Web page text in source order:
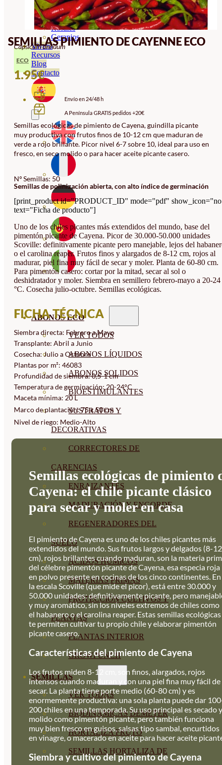
Ornamentales
Hortensias
Rosales
Geranios
Vivero
Recursos
Blog
Contacto
ABONOS ECO
VER TODOS
ABONOS LÍQUIDOS
ABONOS SOLIDOS
BIOESTIMULANTES
SUSTRATOS Y
DECORATIVAS
CORRECTORES DE
CARENCIAS
ENRAIZANTES
MADURACIÓN Y ENGORDE
REGENERADORES DEL
SUELO
ÁCIDOS HÚMICOS
MATERIAS PRIMAS
PROTECCIÓN CULTIVOS Y
PLANTAS
PLANTAS INTERIOR
GROWPUNCH
SEMILLAS
VER TODAS
BIODINÁMICAS DEMETER
HORTALIZA FRUTO
SEMILLAS HORTALIZA DE
SEMILLAS PIMIENTO DE CAYENNE ECO
Capsicum annuum
ECO
1.95€
Envío en 24/48 h
A Península GRATIS pedidos +20€
Semillas ecológicas de pimiento de Cayena, guindilla picante
muy productiva con frutos finos de 10-12 cm que maduran de
verde a rojo brillante. Picor nivel 6-7 sobre 10, ideal para uso en
fresco, en seco molido o para hacer aceite picante casero.
Nº Semillas: 50
Semillas de polinización abierta, con alto índice de germinación
[print_product id="PRODUCT_ID" mode="pdf"
text="Ficha de producto"]
Uno de los chiles picantes más extendidos del mundo, base del
pimentón picante de Cayena. Picor de 30.000-50.000 unidades
Scoville: definitivamente picante pero manejable, lejos del
o el carolina reaper. Frutos finos y alargados de 8-12 cm, rojos al
madurar, piel fina muy fácil de secar y moler. Planta de 60-80 cm.
Para pimentón casero: cortar por la mitad, secar al sol o
deshidratador y moler. Siembra en semillero febrero-mayo a 20-24
°C. Cosecha julio-octubre. Semillas ecológicas.
FICHA TÉCNICA
Siembra directa: Febrero a Mayo
Transplante: Abril a Junio
Cosecha: Julio a Octubre
Plantas por m²: 46083
Profundidad de siembra: 0,5-1 cm
Temperatura de germinación: 20-24°C
Maceta mínima: 20 L
Marco de plantación: 75 x 50 cm
Nivel de riego: Medio-Alto
Semillas ecológicas de pimiento
Cayena: el chile picante clásico
para secar y moler en casa
El pimiento de Cayena es uno de los chiles picantes más
extendidos del mundo. Sus frutos largos y delgados (8-12
cm), rojos brillantes cuando maduran, son la materia
del célebre pimentón picante de Cayena, esa especia roja
en polvo presente en cocinas de los cinco continentes. En
la escala Scoville (que mide el picor), está entre 30.000 y
50.000 unidades: definitivamente picante, pero
y muy aromático, sin los niveles extremos de chiles como
el habanero o el carolina reaper. Estas semillas ecológicas
te permiten cultivar tu propio chile y elaborar pimentón
picante casero.
Características del pimiento de Cayena
Los frutos miden 8-12 cm, son finos, alargados, rojos
intensos cuando maduran y con una piel fina muy fácil de
secar. La planta tiene porte medio (60-80 cm) y es
enormemente productiva: una sola planta puede dar
200 chiles en una temporada. Su uso principal es secado y
molido como pimentón picante, pero también funciona
muy bien fresco en guisos, salsas tipo sambal, encurtidos
en vinagre, o macerado en aceite para hacer aceite
Siembra y cultivo del pimiento de Cayena